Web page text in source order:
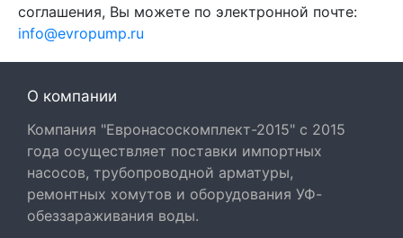
соглашения, Вы можете по электронной почте:
info@evropump.ru
О компании
Компания "Евронасоскомплект-2015" с 2015
года осуществляет поставки импортных
насосов, трубопроводной арматуры,
ремонтных хомутов и оборудования УФ-
обеззараживания воды.